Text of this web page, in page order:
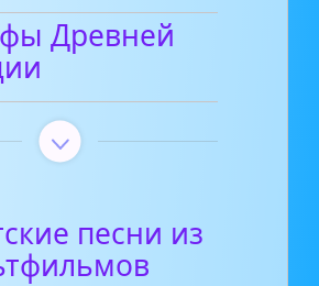
Древней
песни из